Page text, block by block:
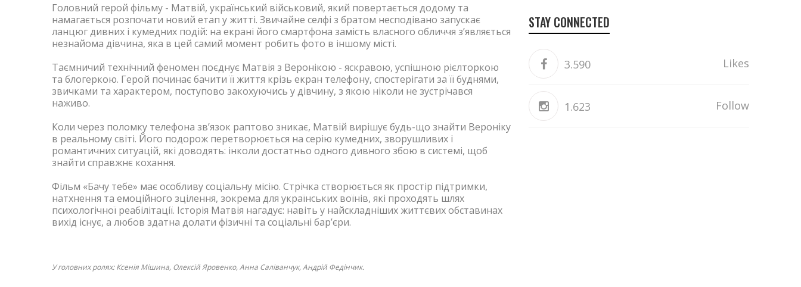
Головний герой фільму - Матвій, український військовий, який повертається додому та
намагається розпочати новий етап у житті. Звичайне селфі з братом несподівано запускає
ланцюг дивних і кумедних подій: на екрані його смартфона замість власного обличчя з’являється
незнайома дівчина, яка в цей самий момент робить фото в іншому місті.
Таємничий технічний феномен поєднує Матвія з Веронікою - яскравою, успішною рієлторкою
та блогеркою. Герой починає бачити її життя крізь екран телефону, спостерігати за її буднями,
звичками та характером, поступово закохуючись у дівчину, з якою ніколи не зустрічався
наживо.
Коли через поломку телефона зв’язок раптово зникає, Матвій вирішує будь-що знайти Вероніку
в реальному світі. Його подорож перетворюється на серію кумедних, зворушливих і
романтичних ситуацій, які доводять: інколи достатньо одного дивного збою в системі, щоб
знайти справжнє кохання.
Фільм «Бачу тебе» має особливу соціальну місію. Стрічка створюється як простір підтримки,
натхнення та емоційного зцілення, зокрема для українських воїнів, які проходять шлях
психологічної реабілітації. Історія Матвія нагадує: навіть у найскладніших життєвих обставинах
вихід існує, а любов здатна долати фізичні та соціальні бар’єри.
У головних ролях: Ксенія Мішина, Олексій Яровенко, Анна Саліванчук, Андрій Федінчик.
STAY CONNECTED
3.590 Likes
1.623 Follow